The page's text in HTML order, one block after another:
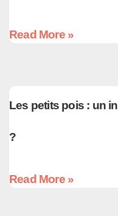
Read More »
Les petits pois : un
?
Read More »